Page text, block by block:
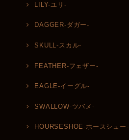
LILY-ユリ-
DAGGER-ダガー-
SKULL-スカル-
FEATHER-フェザー-
EAGLE-イーグル-
SWALLOW-ツバメ-
HOURSESHOE-ホースシュー-